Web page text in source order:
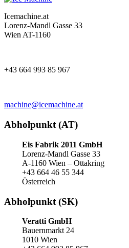
Icemachine.at
Lorenz-Mandl Gasse 33
Wien AT-1160
+43 664 993 85 967
machine@icemachine.at
Abholpunkt (AT)
Eis Fabrik 2011 GmbH
Lorenz-Mandl Gasse 33
A-1160 Wien – Ottakring
+43 664 46 55 344
Österreich
Abholpunkt (SK)
Veratti GmbH
Bauernmarkt 24
1010 Wien